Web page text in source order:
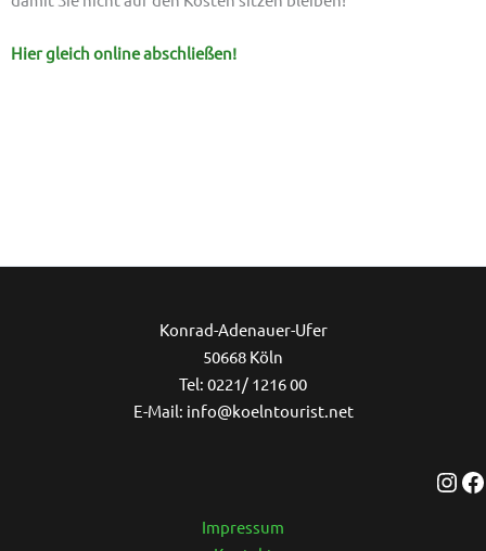
Hier gleich online abschließen!
Konrad-Adenauer-Ufer
50668 Köln
Tel: 0221/ 1216 00
E-Mail: info@koelntourist.net
Impressum